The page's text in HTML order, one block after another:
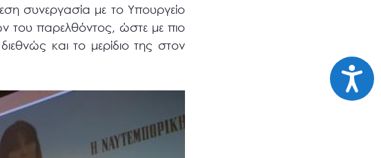
συνεργασία με το Υπουργείο
του παρελθόντος, ώστε με πιο
και το μερίδιο της στον